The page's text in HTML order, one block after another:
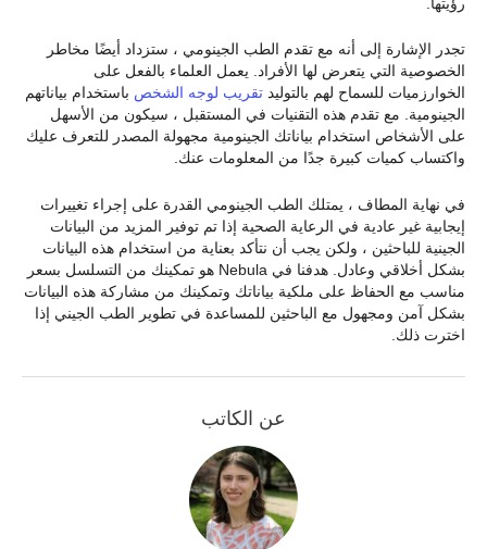
تجدر الإشارة إلى أنه مع تقدم الطب الجينومي ، ستزداد أيضًا مخاطر
الخصوصية التي يتعرض لها الأفراد. يعمل العلماء بالفعل على
الخوارزميات للسماح لهم بالتوليد تقريب لوجه الشخص باستخدام بياناتهم
الجينومية. مع تقدم هذه التقنيات في المستقبل ، سيكون من الأسهل
على الأشخاص استخدام بياناتك الجينومية مجهولة المصدر للتعرف عليك
واكتساب كميات كبيرة جدًا من المعلومات عنك.
في نهاية المطاف ، يمتلك الطب الجينومي القدرة على إجراء تغييرات
إيجابية غير عادية في الرعاية الصحية إذا تم توفير المزيد من البيانات
الجينية للباحثين ، ولكن يجب أن نتأكد بعناية من استخدام هذه البيانات
بشكل أخلاقي وعادل. هدفنا في Nebula هو تمكينك من التسلسل بسعر
مناسب مع الحفاظ على ملكية بياناتك وتمكينك من مشاركة هذه البيانات
بشكل آمن ومجهول مع الباحثين للمساعدة في تطوير الطب الجيني إذا
اخترت ذلك.
عن الكاتب